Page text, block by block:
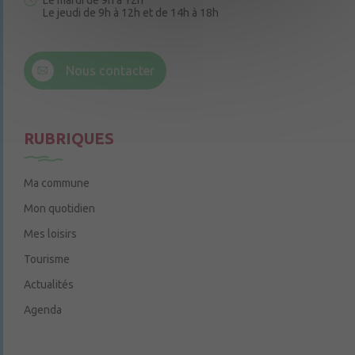
Le jeudi de 9h à 12h et de 14h à 18h
Nous contacter
RUBRIQUES
Ma commune
Mon quotidien
Mes loisirs
Tourisme
Actualités
Agenda